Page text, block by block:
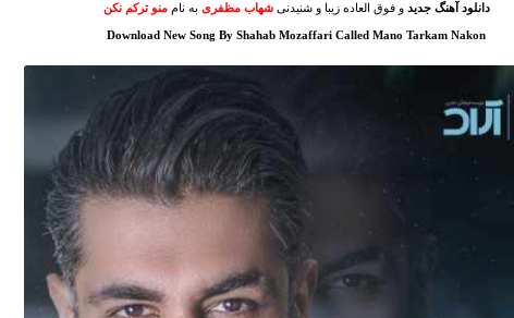
دانلود آهنگ جدید و فوق العاده زیبا و شنیدنیشهاب مظفری به ناممنو ترکم نکن
Download New Song By Shahab Mozaffari Called Mano Tarkam Nakon